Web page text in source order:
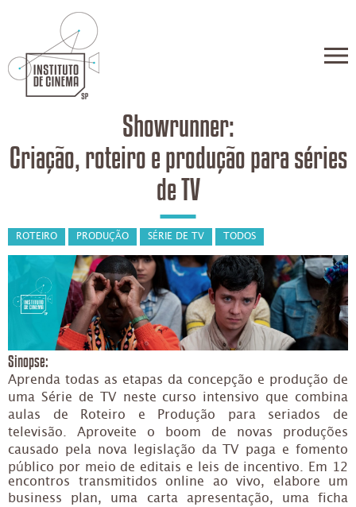
Showrunner:
Criação, roteiro e produção para séries
de TV
ROTEIRO PRODUÇÃO SÉRIE DE TV TODOS
Sinopse:
Aprenda todas as etapas da concepção e produção de
uma Série de TV neste curso intensivo que combina
aulas de Roteiro e Produção para seriados de
televisão. Aproveite o boom de novas produções
causado pela nova legislação da TV paga e fomento
público por meio de editais e leis de incentivo. Em 12
encontros transmitidos online ao vivo, elabore um
business plan, uma carta apresentação, uma ficha